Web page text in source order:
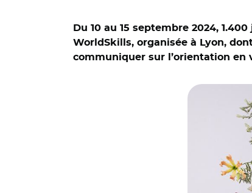
Du 10 au 15 septembre 2024,
WorldSkills, organisée à Lyon,
communiquer sur l’orientation en